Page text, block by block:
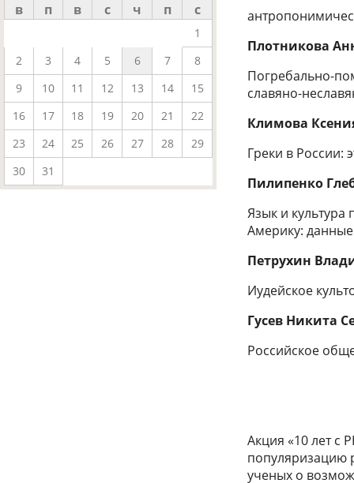
в п в с ч п с
1
2
3 4 5 6 7
8
9
10 11 12 13 14
15
16
17 18 19 20 21
22
23
24 25 26 27 28
29
30
31
Плотникова
Погребально-
славяно-
Климова
Греки в России:
Пилипенко
Язык и
Америку: данные
Петрухин
Иудейское
Гусев Никита
Российское
Акция «10 лет с
популяризацию
ученых о